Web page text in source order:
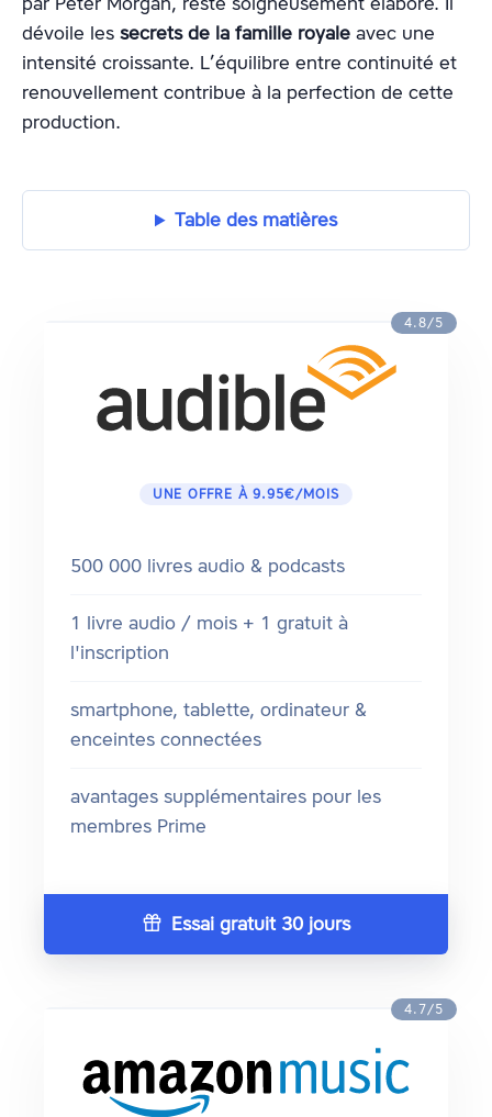
dévoile les secrets de la famille royale avec une
intensité croissante. L’équilibre entre continuité et
renouvellement contribue à la perfection de cette
production.
Table des matières
4.8/5
UNE OFFRE À 9.95€/MOIS
500 000 livres audio & podcasts
1 livre audio / mois + 1 gratuit à
l'inscription
smartphone, tablette, ordinateur &
enceintes connectées
avantages supplémentaires pour les
membres Prime
Essai gratuit 30 jours
4.7/5